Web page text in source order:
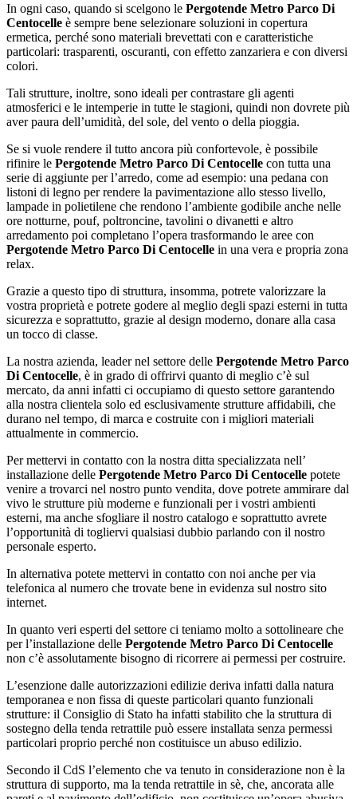
In ogni caso, quando si scelgono le Pergotende Metro Parco Di
Centocelle è sempre bene selezionare soluzioni in copertura
ermetica, perché sono materiali brevettati con e caratteristiche
particolari: trasparenti, oscuranti, con effetto zanzariera e con diversi
colori.
Tali strutture, inoltre, sono ideali per contrastare gli agenti
atmosferici e le intemperie in tutte le stagioni, quindi non dovrete più
aver paura dell’umidità, del sole, del vento o della pioggia.
Se si vuole rendere il tutto ancora più confortevole, è possibile
rifinire le Pergotende Metro Parco Di Centocelle con tutta una
serie di aggiunte per l’arredo, come ad esempio: una pedana con
listoni di legno per rendere la pavimentazione allo stesso livello,
lampade in polietilene che rendono l’ambiente godibile anche nelle
ore notturne, pouf, poltroncine, tavolini o divanetti e altro
arredamento poi completano l’opera trasformando le aree con
Pergotende Metro Parco Di Centocelle in una vera e propria zona
relax.
Grazie a questo tipo di struttura, insomma, potrete valorizzare la
vostra proprietà e potrete godere al meglio degli spazi esterni in tutta
sicurezza e soprattutto, grazie al design moderno, donare alla casa
un tocco di classe.
La nostra azienda, leader nel settore delle Pergotende Metro Parco
Di Centocelle, è in grado di offrirvi quanto di meglio c’è sul
mercato, da anni infatti ci occupiamo di questo settore garantendo
alla nostra clientela solo ed esclusivamente strutture affidabili, che
durano nel tempo, di marca e costruite con i migliori materiali
attualmente in commercio.
Per mettervi in contatto con la nostra ditta specializzata nell’
installazione delle Pergotende Metro Parco Di Centocelle potete
venire a trovarci nel nostro punto vendita, dove potrete ammirare dal
vivo le strutture più moderne e funzionali per i vostri ambienti
esterni, ma anche sfogliare il nostro catalogo e soprattutto avrete
l’opportunità di togliervi qualsiasi dubbio parlando con il nostro
personale esperto.
In alternativa potete mettervi in contatto con noi anche per via
telefonica al numero che trovate bene in evidenza sul nostro sito
internet.
In quanto veri esperti del settore ci teniamo molto a sottolineare che
per l’installazione delle Pergotende Metro Parco Di Centocelle
non c’è assolutamente bisogno di ricorrere ai permessi per costruire.
L’esenzione dalle autorizzazioni edilizie deriva infatti dalla natura
temporanea e non fissa di queste particolari quanto funzionali
strutture: il Consiglio di Stato ha infatti stabilito che la struttura di
sostegno della tenda retrattile può essere installata senza permessi
particolari proprio perché non costituisce un abuso edilizio.
Secondo il CdS l’elemento che va tenuto in considerazione non è la
struttura di supporto, ma la tenda retrattile in sè, che, ancorata alle